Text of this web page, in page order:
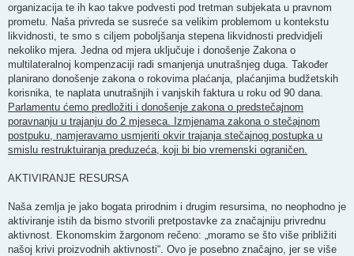
organizacija te ih kao takve podvesti pod tretman subjekata u pravnom
prometu. Naša privreda se susreće sa velikim problemom u kontekstu
likvidnosti, te smo s ciljem poboljšanja stepena likvidnosti predvidjeli
nekoliko mjera. Jedna od mjera uključuje i donošenje Zakona o
multilateralnoj kompenzaciji radi smanjenja unutrašnjeg duga. Također
planirano donošenje zakona o rokovima plaćanja, plaćanjima budžetskih
korisnika, te naplata unutrašnjih i vanjskih faktura u roku od 90 dana.
Parlamentu ćemo predložiti i donošenje zakona o predstečajnom
poravnanju u trajanju do 2 mjeseca. Izmjenama zakona o stečajnom
postpuku, namjeravamo usmjeriti okvir trajanja stečajnog postupka u
smislu restruktuiranja preduzeća, koji bi bio vremenski ograničen.
AKTIVIRANJE RESURSA
Naša zemlja je jako bogata prirodnim i drugim resursima, no neophodno je
aktiviranje istih da bismo stvorili pretpostavke za značajniju privrednu
aktivnost. Ekonomskim žargonom rečeno: „moramo se što više približiti
našoj krivi proizvodnih aktivnosti“. Ovo je posebno značajno, jer se više